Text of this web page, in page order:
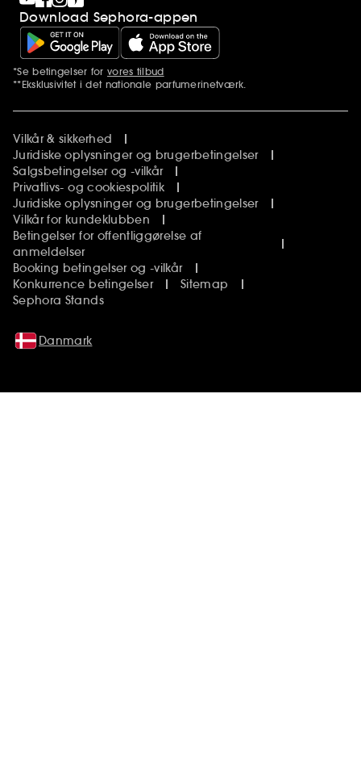
Download Sephora-appen
Yderligere bemærkninger
*Se betingelser for vores tilbud
**Eksklusivitet i det nationale parfumerinetværk.
Vilkår & sikkerhed
Juridiske oplysninger og brugerbetingelser
Salgsbetingelser og -vilkår
Privatlivs- og cookiespolitik
Juridiske oplysninger og brugerbetingelser
Vilkår for kundeklubben
Betingelser for offentliggørelse af
anmeldelser
Booking betingelser og -vilkår
Konkurrence betingelser
Sitemap
Sephora Stands
Danmark